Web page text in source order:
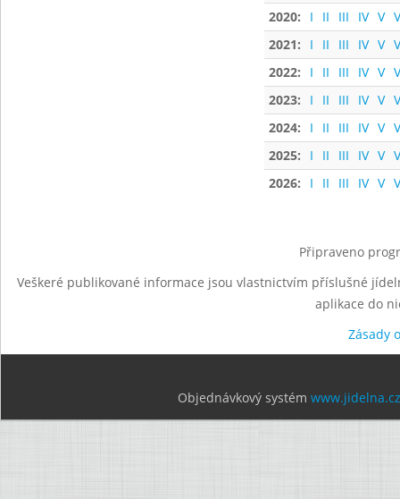
2020:
I II III IV V
2021:
I II III IV V
2022:
I II III IV V
2023:
I II III IV V
2024:
I II III IV V
2025:
I II III IV V
2026:
I II III IV V
Připraveno
Veškeré publikované informace jsou vlastnictvím příslušné
aplikace do
Zásady
Objednávkový systém www.jidelna.cz